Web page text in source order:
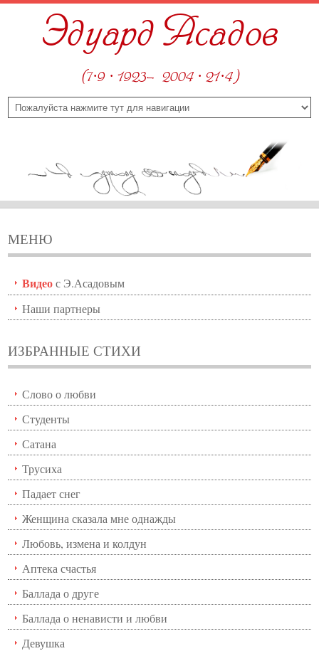
Эдуард Асадов
(7·9 · 1923—2004 · 21·4)
МЕНЮ
Видеос Э.Асадовым
Наши партнеры
ИЗБРАННЫЕ СТИХИ
Слово о любви
Студенты
Сатана
Трусиха
Падает снег
Женщина сказала мне однажды
Любовь, измена и колдун
Аптека счастья
Баллада о друге
Баллада о ненависти и любви
Девушка